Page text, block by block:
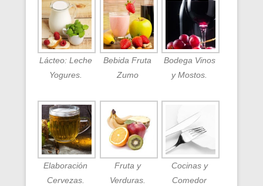
Lácteo: Leche
Yogures.
Bebida Fruta
Zumo
Bodega Vinos
y Mostos.
Elaboración
Cervezas.
Fruta y
Verduras.
Cocinas y
Comedor